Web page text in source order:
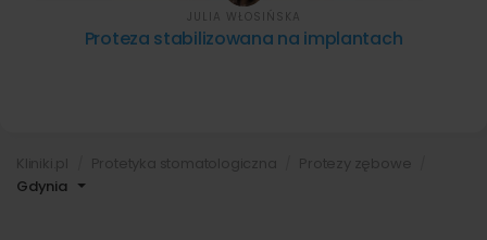
Gdynia
Proteza stabilizowana na implantach
JULIA WŁOSIŃSKA